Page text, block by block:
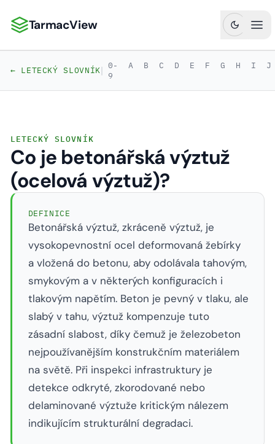
TarmacView: Precizní letecká analytika
TarmacView
← LETECKÝ SLOVNÍK| 0-
9
A B C D E F G H I J
LETECKÝ SLOVNÍK
Co je betonářská výztuž
(ocelová výztuž)?
DEFINICE
Betonářská výztuž, zkráceně výztuž, je
vysokopevnostní ocel deformovaná žebírky
a vložená do betonu, aby odolávala tahovým,
smykovým a v některých konfiguracích i
tlakovým napětím. Beton je pevný v tlaku, ale
slabý v tahu, výztuž kompenzuje tuto
zásadní slabost, díky čemuž je železobeton
nejpoužívanějším konstrukčním materiálem
na světě. Při inspekci infrastruktury je
detekce odkryté, zkorodované nebo
delaminované výztuže kritickým nálezem
indikujícím strukturální degradaci.